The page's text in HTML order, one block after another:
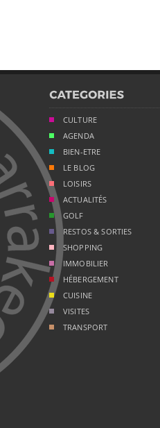
CULTURE
AGENDA
BIEN-ETRE
LE BLOG
LOISIRS
ACTUALITÉS
GOLF
RESTOS & SORTIES
SHOPPING
IMMOBILIER
HÉBERGEMENT
CUISINE
VISITES
TRANSPORT